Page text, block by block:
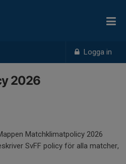
Logga in
2026
Matchklimatpolicy 2026
SvFF policy för alla matcher,